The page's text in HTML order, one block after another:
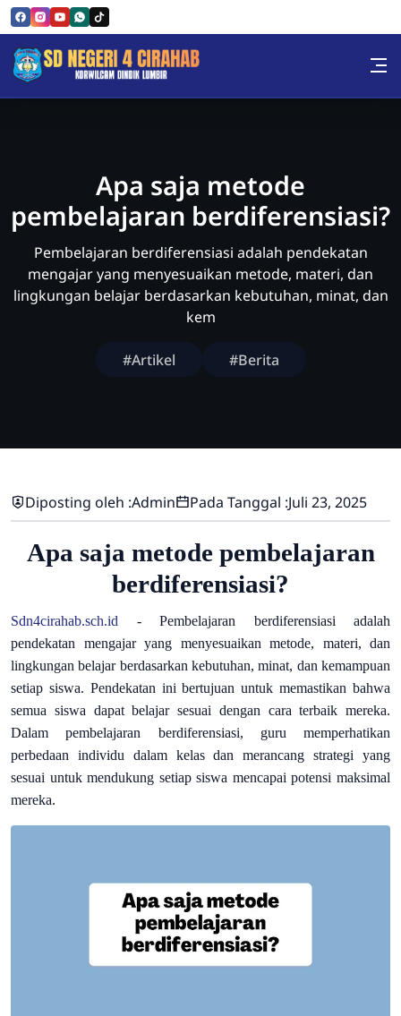
Skip to Content
Sekolah Dasar Negeri 4
Apa saja metode
pembelajaran berdiferensiasi?
Pembelajaran berdiferensiasi adalah pendekatan
mengajar yang menyesuaikan metode, materi, dan
lingkungan belajar berdasarkan kebutuhan, minat, dan
kem
#Artikel #Berita
Diposting oleh :Admin Pada Tanggal :Juli 23, 2025
Apa saja metode pembelajaran
berdiferensiasi?
Sdn4cirahab.sch.id -Pembelajaran berdiferensiasi adalah
pendekatan mengajar yang menyesuaikan metode, materi, dan
lingkungan belajar berdasarkan kebutuhan, minat, dan kemampuan
setiap siswa. Pendekatan ini bertujuan untuk memastikan bahwa
semua siswa dapat belajar sesuai dengan cara terbaik mereka.
Dalam pembelajaran berdiferensiasi, guru memperhatikan
perbedaan individu dalam kelas dan merancang strategi yang
sesuai untuk mendukung setiap siswa mencapai potensi maksimal
mereka.